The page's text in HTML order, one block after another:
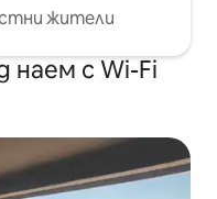
жители
с Wi-Fi